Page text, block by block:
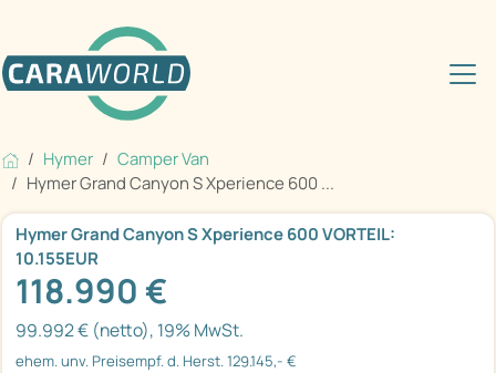
Hymer
Camper Van
Hymer Grand Canyon S Xperience 600 ...
Hymer Grand Canyon S Xperience 600 VORTEIL:
10.155EUR
118.990 €
99.992 € (netto), 19% MwSt.
ehem. unv. Preisempf. d. Herst. 129.145,- €